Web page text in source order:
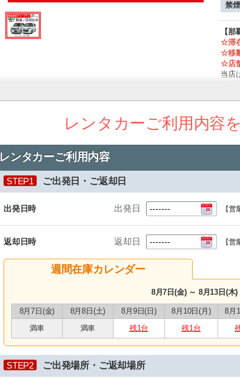
禁
【那
☆滞
☆移
☆店
当店
を
【沖
→お
→滞
☆車
→弊
→宿
レンタカーご利用内容
レンタカーご利用内容
STEP1 ご出発日・ご返却日
出発日時 出発日 【営
返却日時 返却日 【営
週間在庫カレンダー
8月7日(金) ～ 8月13日(木)
8月7日(金) 8月8日(土) 8月9日(日) 8月10日(月) 8月
満車
満車 残1台 残1台
STEP2 ご出発場所・ご返却場所